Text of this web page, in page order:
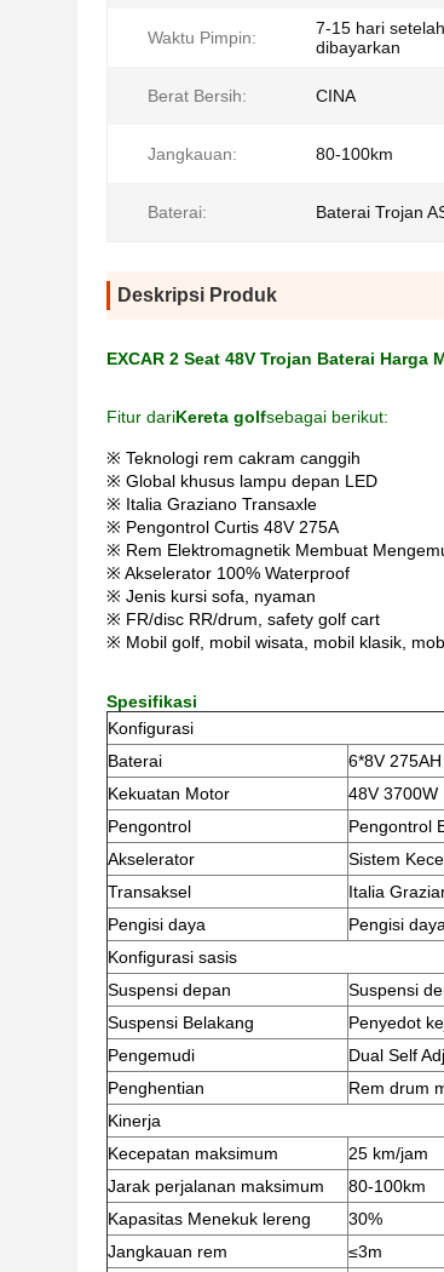
Waktu Pimpin:
7-15 hari
dibayarkan
Berat Bersih: CINA
Jangkauan: 80-100km
Baterai: Baterai Trojan
Deskripsi Produk
EXCAR 2 Seat 48V Trojan Baterai
Fitur dariKereta golfsebagai berikut:
※ Teknologi rem cakram canggih
※ Global khusus lampu depan LED
※ Italia Graziano Transaxle
※ Pengontrol Curtis 48V 275A
※ Rem Elektromagnetik Membuat
※ Akselerator 100% Waterproof
※ Jenis kursi sofa, nyaman
※ FR/disc RR/drum, safety golf cart
※ Mobil golf, mobil wisata, mobil klasik,
Spesifikasi
Konfigurasi
Baterai
6*8V
Kekuatan Motor
48V 3700W
Pengontrol
Pengontrol
Akselerator
Sistem
Transaksel
Italia
Pengisi daya
Pengisi
Konfigurasi sasis
Suspensi depan
Suspensi
Suspensi Belakang
Penyedot
Pengemudi
Dual Self
Penghentian
Rem drum
Kinerja
Kecepatan maksimum
25 km/jam
Jarak perjalanan maksimum
80-100km
Kapasitas Menekuk lereng
30%
Jangkauan rem
≤3m